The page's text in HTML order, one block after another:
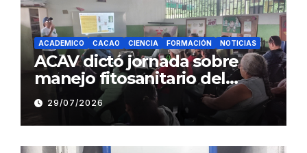
ACADEMICO CACAO CIENCIA FORMACIÓN NOTICIAS
ACAV dictó jornada sobre
manejo fitosanitario del
cacao a productores del
estado Barinas
29/07/2026